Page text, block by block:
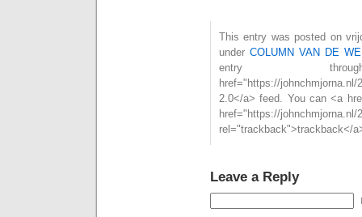
This entry was posted on
under COLUMN VAN DE
entry
href="https://
2.0</a> feed. You can <a
href="https://
rel="trackback">trackback</
Leave a Reply